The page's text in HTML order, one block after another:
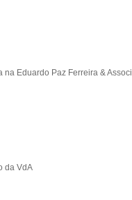
na Eduardo Paz Ferreira &
da VdA